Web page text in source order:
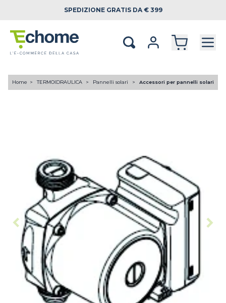
SPEDIZIONE GRATIS DA € 399
Home TERMOIDRAULICA Pannelli solari Accessori per pannelli solari